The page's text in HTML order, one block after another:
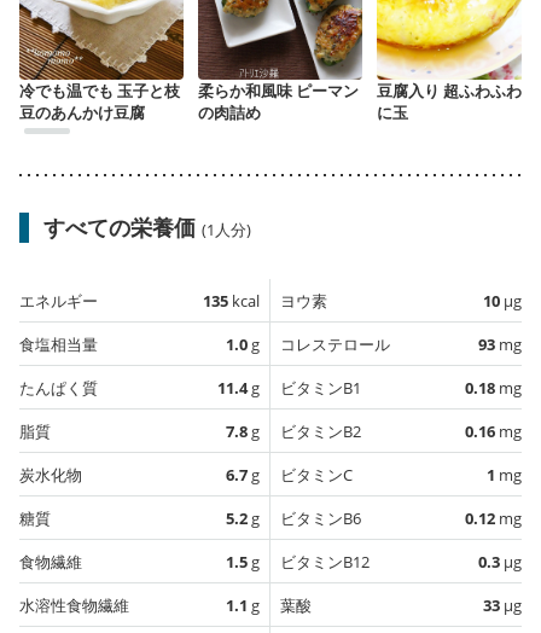
冷でも温でも 玉子と枝
豆のあんかけ豆腐
柔らか和風味 ピーマン
の肉詰め
豆腐入り 超ふわふわか
に玉
すべての栄養価 (1人分)
エネルギー 135 kcal
食塩相当量
1.0g
たんぱく質
11.4g
脂質
7.8g
炭水化物
6.7g
糖質
5.2g
食物繊維
1.5g
水溶性食物繊維
1.1 g
ヨウ素 10 µg
コレステロール
93 mg
ビタミンB1
0.18 mg
ビタミンB2
0.16 mg
ビタミンC
1 mg
ビタミンB6
0.12 mg
ビタミンB12
0.3 µg
葉酸
33 µg